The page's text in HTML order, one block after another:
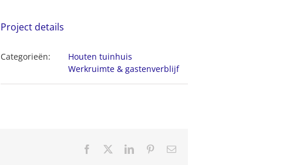
Project details
Categorieën:
Houten tuinhuis
Werkruimte & gastenverblijf
Facebook LinkedInPinterest
E-